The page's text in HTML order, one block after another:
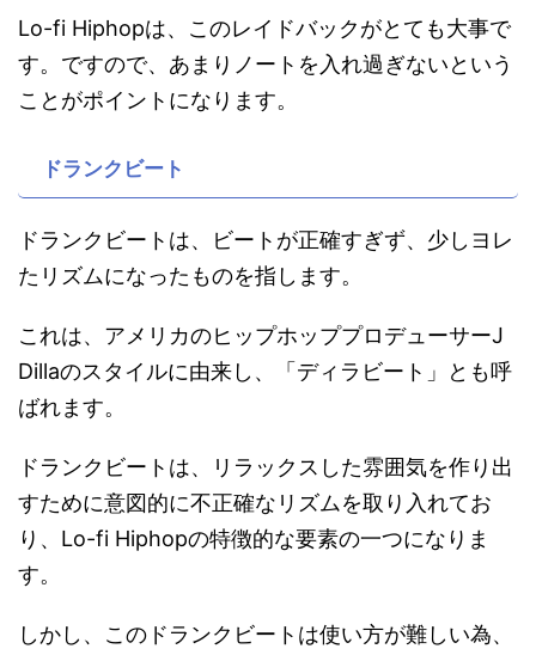
Lo-fi Hiphopは、このレイドバックがとても大事で
す。ですので、あまりノートを入れ過ぎないという
ことがポイントになります。
ドランクビート
ドランクビートは、ビートが正確すぎず、少しヨレ
たリズムになったものを指します。
これは、アメリカのヒップホッププロデューサーJ
Dillaのスタイルに由来し、「ディラビート」とも呼
ばれます。
ドランクビートは、リラックスした雰囲気を作り出
すために意図的に不正確なリズムを取り入れてお
り、Lo-fi Hiphopの特徴的な要素の一つになりま
す。
しかし、このドランクビートは使い方が難しい為、